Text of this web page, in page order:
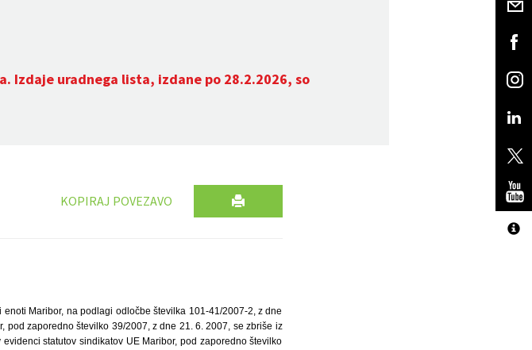
Izdaje uradnega lista, izdane po 28.2.2026, so
KOPIRAJ POVEZAVO
Maribor, na podlagi odločbe številka 101-41/2007-2, z dne
pod zaporedno številko 39/2007, z dne 21. 6. 2007, se zbriše iz
statutov sindikatov UE Maribor, pod zaporedno številko